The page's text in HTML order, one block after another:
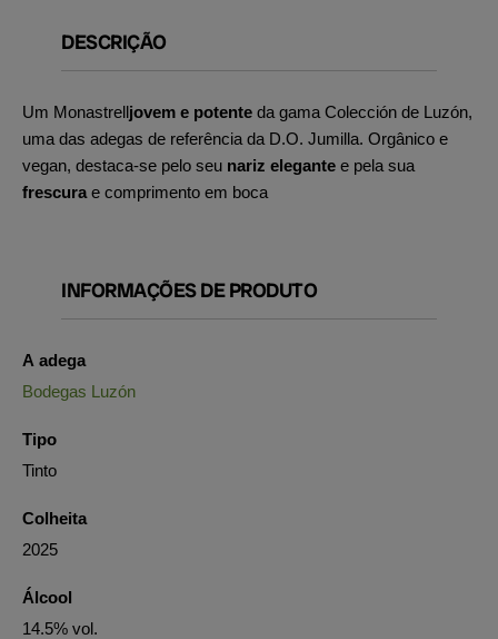
DESCRIÇÃO
Um Monastrelljovem e potente da gama Colección de Luzón,
uma das adegas de referência da D.O. Jumilla. Orgânico e
vegan, destaca-se pelo seu nariz elegante e pela sua
frescura e comprimento em boca
INFORMAÇÕES DE PRODUTO
A adega
Bodegas Luzón
Tipo
Tinto
Colheita
2025
Álcool
14.5% vol.